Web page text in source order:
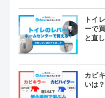
トイ
ーで
と直
カビ
いは